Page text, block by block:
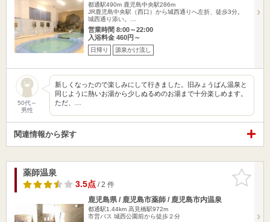
都通駅490m 鹿児島中央駅286m
JR鹿児島中央駅（西口）から城西通りへ左折、徒歩3分。
城西通り添い。…
営業時間 8:00～22:00
入浴料金 460円～
日帰り 源泉かけ流し
50代～
男性
新しくなったので楽しみにして行きました。旧みょうばん温泉と
同じように熱いお湯から少しぬるめのお湯まで十分楽しめます。
ただ、…
関連情報から探す
お気に入
りに追加
薬師温泉
3.5点/ 2 件
鹿児島県 / 鹿児島市薬師 / 鹿児島市内温泉
都通駅1.44km 高見橋駅972m
市営バス 城西公園前から徒歩２分